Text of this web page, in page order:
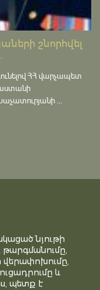
շնորհվել
ՀՀ վարչապետ
...
նյութի
վերափոխումը,
և
պետք է